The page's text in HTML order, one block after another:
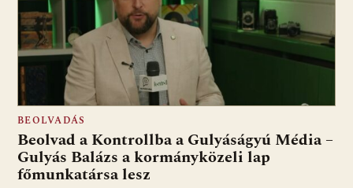
BEOLVADÁS
Beolvad a Kontrollba a Gulyáságyú Média –
Gulyás Balázs a kormányközeli lap
főmunkatársa lesz